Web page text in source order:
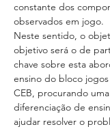
constante dos
observados em jogo.
Neste sentido, o
objetivo será o de
chave sobre esta
ensino do bloco
CEB, procurando
diferenciação de
ajudar resolver o